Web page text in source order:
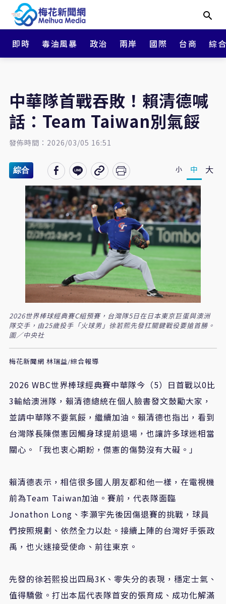
即時 毒油風暴 政治 兩岸 國際 台商 綜
中華隊首戰吞敗！賴清德喊
話：Team Taiwan別氣餒
發佈時間：2026/03/05 16:51
綜合 小 中 大
2026世界棒球經典賽C組預賽，台灣隊5日在日本東京巨蛋與澳洲
隊交手，由25歲投手「火球男」徐若熙先發扛關鍵戰役要搶首勝。
圖／中央社
梅花新聞網 林瑞益/綜合報導
2026 WBC世界棒球經典賽中華隊今（5）日首戰以0比
3輸給澳洲隊，賴清德總統在個人臉書發文鼓勵大家，
並請中華隊不要氣餒，繼續加油。賴清德也指出，看到
台灣隊長陳傑憲因觸身球提前退場，也讓許多球迷相當
關心。「我也衷心期盼，傑憲的傷勢沒有大礙。」
賴清德表示，相信很多國人朋友都和他一樣，在電視機
前為Team Taiwan加油。賽前，代表隊面臨
Jonathon Long、李灝宇先後因傷退賽的挑戰，球員
們按照規劃、依然全力以赴。接續上陣的台灣好手張政
禹，也火速接受使命、前往東京。
先發的徐若熙投出四局3K、零失分的表現，穩定士氣、
值得驕傲。打出本屆代表隊首安的張育成、成功化解滿